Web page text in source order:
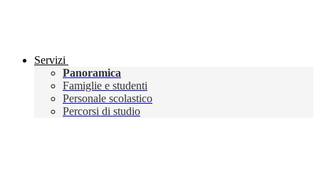
Servizi
Panoramica
Famiglie e studenti
Personale scolastico
Percorsi di studio